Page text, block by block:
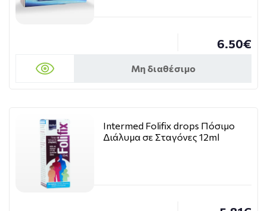
6.50€
Μη διαθέσιμο
Intermed Folifix drops Πόσιμο
Διάλυμα σε Σταγόνες 12ml